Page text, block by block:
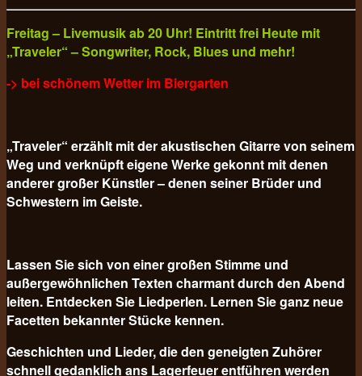
Freitag – Livemusik ab 20 Uhr! Eintritt frei Heute mit
„Traveler“ – Songwriter, Rock, Blues und mehr!
-> bei schönem Wetter im Biergarten
„Traveler“ erzählt mit der akustischen Gitarre von seinem
Weg und verknüpft eigene Werke gekonnt mit denen
anderer großer Künstler – denen seiner Brüder und
Schwestern im Geiste.
Lassen Sie sich von einer großen Stimme und
außergewöhnlichen Texten charmant durch den Abend
leiten. Entdecken Sie Liedperlen. Lernen Sie ganz neue
Facetten bekannter Stücke kennen.
Geschichten und Lieder, die den geneigten Zuhörer
schnell gedanklich ans Lagerfeuer entführen werden